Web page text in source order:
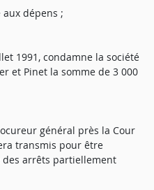
aux dépens ;
1991, condamne la société
et Pinet la somme de 3 000
général près la Cour
transmis pour être
arrêts partiellement